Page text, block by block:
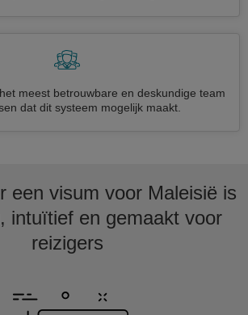
meest betrouwbare en deskundige team
dat dit systeem mogelijk maakt.
een visum voor Maleisië is
intuïtief en gemaakt voor
reizigers